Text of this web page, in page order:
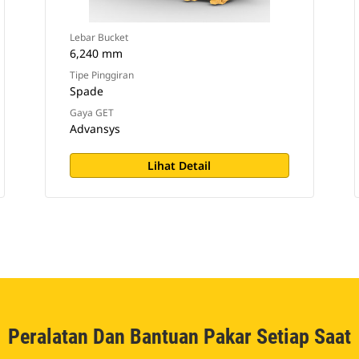
Lebar Bucket
6,240 mm
Tipe Pinggiran
Spade
Gaya GET
Advansys
Lihat Detail
Peralatan Dan Bantuan Pakar Setiap Saat